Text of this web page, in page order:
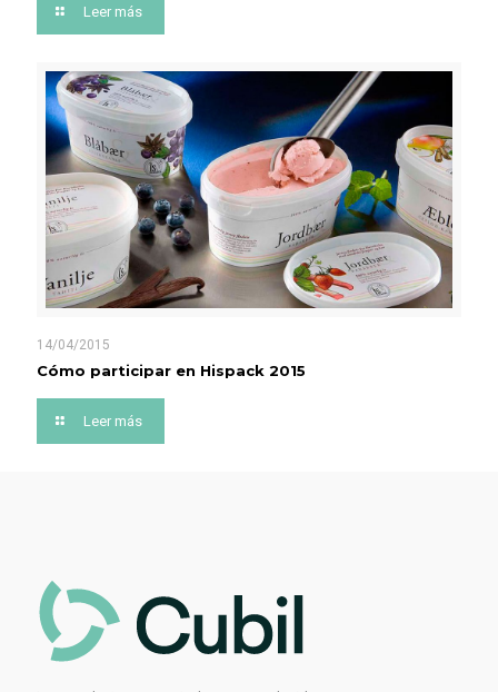
Leer más
14/04/2015
Cómo participar en Hispack 2015
Leer más